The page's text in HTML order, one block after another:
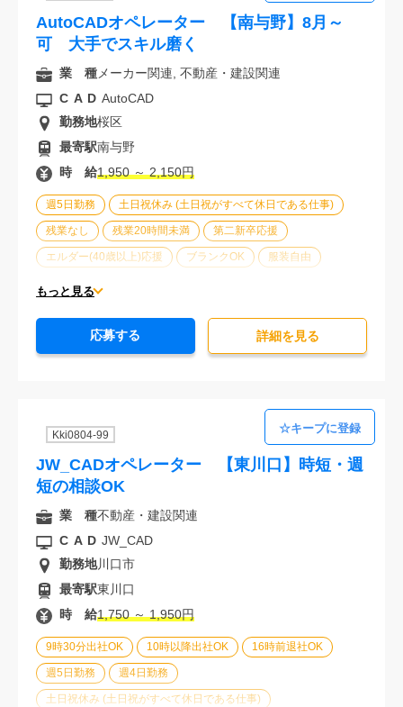
AutoCADオペレーター 【南与野】8月～
可 大手でスキル磨く
週5日勤務 土日祝休み (土日祝がすべて休日である仕事)
残業なし 残業20時間未満 第二新卒応援
エルダー(40歳以上)応援 ブランクOK 服装自由
車通勤可能
もっと見る
業 種メーカー関連, 不動産・建設関連
CAD AutoCAD
勤務地桜区
最寄駅南与野
時 給1,950 ～ 2,150円
応募する 詳細を⾒る
Kki0804-99
JW_CADオペレーター 【東川口】時短・週
短の相談OK
9時30分出社OK 10時以降出社OK 16時前退社OK
週5日勤務 週4日勤務
土日祝休み (土日祝がすべて休日である仕事)
業 種不動産・建設関連
CAD JW_CAD
勤務地川口市
最寄駅東川口
時 給1,750 ～ 1,950円